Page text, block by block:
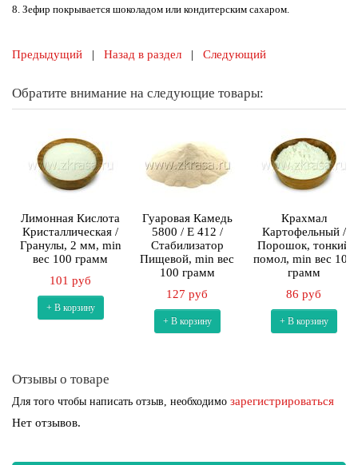
8. Зефир покрывается шоколадом или кондитерским сахаром.
Предыдущий | Назад в раздел | Следующий
Обратите внимание на следующие товары:
Лимонная Кислота
Кристаллическая /
Гранулы, 2 мм, min
вес 100 грамм
101 руб
+ В корзину
Гуаровая Камедь
5800 / E 412 /
Стабилизатор
Пищевой, min вес
100 грамм
127 руб
+ В корзину
Крахмал
Картофельный /
Порошок, тонкий
помол, min вес 100
грамм
86 руб
+ В корзину
Отзывы о товаре
Для того чтобы написать отзыв, необходимо зарегистрироваться
Нет отзывов.